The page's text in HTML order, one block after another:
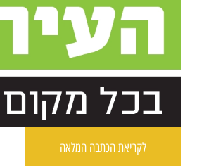
לקריאת הכתבה המלאה